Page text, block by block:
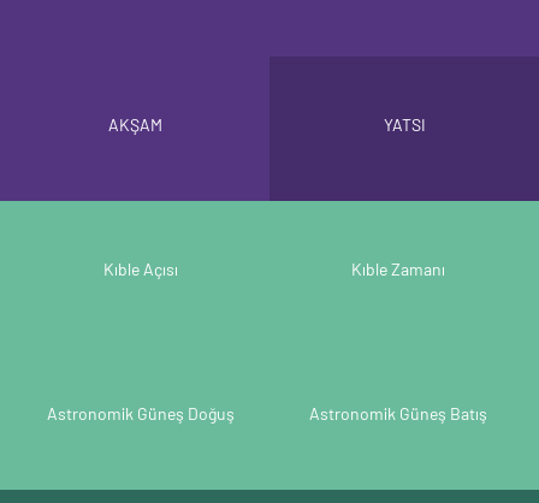
AKŞAM YATSI
Kıble Açısı Kıble Zamanı
Astronomik Güneş Doğuş Astronomik Güneş Batış